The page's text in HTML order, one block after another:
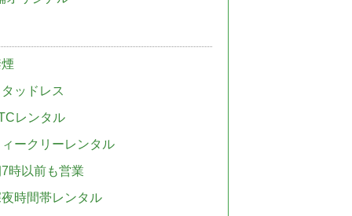
ッドレス
レンタル
ークリーレンタル
時以前も営業
時間帯レンタル